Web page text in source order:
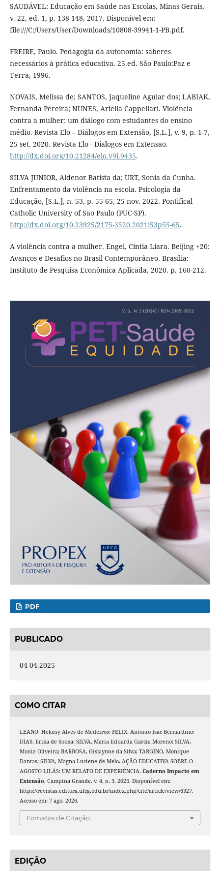
SAUDÁVEL: Educação em Saúde nas Escolas, Minas Gerais,
v. 22, ed. 1, p. 138-148, 2017. Disponível em:
file:///C:/Users/User/Downloads/10808-39941-1-PB.pdf.
FREIRE, Paulo. Pedagogia da autonomia: saberes
necessários à prática educativa. 25.ed. São Paulo:Paz e
Terra, 1996.
NOVAIS, Melissa de; SANTOS, Jaqueline Aguiar dos; LABIAK,
Fernanda Pereira; NUNES, Ariella Cappellari. Violência
contra a mulher: um diálogo com estudantes do ensino
médio. Revista Elo – Diálogos em Extensão, [S.L.], v. 9, p. 1-7,
25 set. 2020. Revista Elo - Dialogos em Extensao.
http://dx.doi.org/10.21284/elo.v9i.9435.
SILVA JUNIOR, Aldenor Batista da; URT, Sonia da Cunha.
Enfrentamento da violência na escola. Psicologia da
Educação, [S.L.], n. 53, p. 55-65, 25 nov. 2022. Pontifical
Catholic University of Sao Paulo (PUC-SP).
http://dx.doi.org/10.23925/2175-3520.2021i53p55-65.
A violência contra a mulher. Engel, Cíntia Liara. Beijing +20:
Avanços e Desafios no Brasil Contemporâneo. Brasília:
Instituto de Pesquisa Econômica Aplicada, 2020. p. 160-212.
PDF
PUBLICADO
04-04-2025
COMO CITAR
LEANO, Heloisy Alves de Medeiros; FELIX, Antonio Isac Bernardino;
DIAS, Erika de Sousa; SILVA, Maria Eduarda Garcia Moreno; SILVA,
Moniz Oliveira; BARBOSA, Gislaynne da Silva; TARGINO, Monique
Dantas; SILVA, Magna Luciene de Melo. AÇÃO EDUCATIVA SOBRE O
AGOSTO LILÁS: UM RELATO DE EXPERIÊNCIA. Caderno Impacto em
Extensão, Campina Grande, v. 4, n. 3, 2025. Disponível em:
https://revistas.editora.ufcg.edu.br/index.php/cite/article/view/6327.
Acesso em: 7 ago. 2026.
Fomatos de Citação
EDIÇÃO